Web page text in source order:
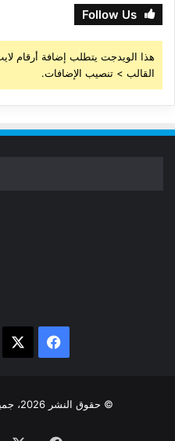
Follow Us
هذا الويدجت يتطلب إضافة أرقام
القالب > تنصيب الإضافات.
فيسبوك
© حقوق النشر 2026، جميع الحقوق محفوظة |